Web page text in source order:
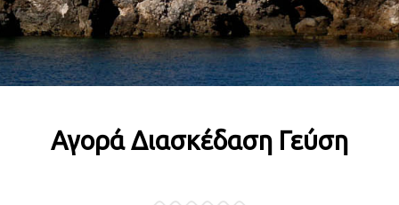
προορισμούς, και δικαιολογημένα αφού πρόκειται για
δύο από τα ομορφότερα ελληνικά νησιά.
Αγορά Διασκέδαση Γεύση